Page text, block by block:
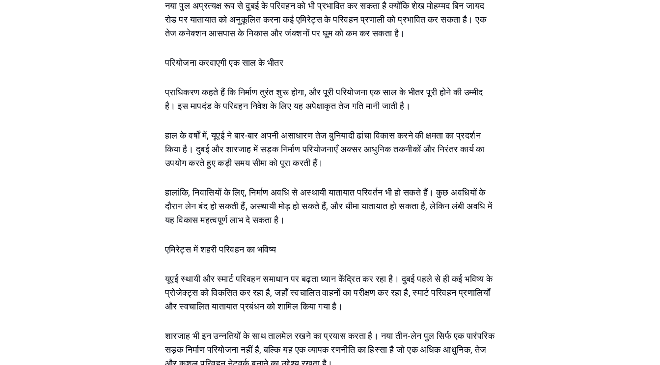
नया पुल अप्रत्यक्ष रूप से दुबई के परिवहन को भी प्रभावित कर सकता है क्योंकि शेख मोहम्मद बिन जायद
रोड पर यातायात को अनुकूलित करना कई एमिरेट्स के परिवहन प्रणाली को प्रभावित कर सकता है। एक
तेज कनेक्शन आसपास के निकास और जंक्शनों पर घूम को कम कर सकता है।
परियोजना करवाएगी एक साल के भीतर
प्राधिकरण कहते हैं कि निर्माण तुरंत शुरू होगा, और पूरी परियोजना एक साल के भीतर पूरी होने की उम्मीद
है। इस मापदंड के परिवहन निवेश के लिए यह अपेक्षाकृत तेज गति मानी जाती है।
हाल के वर्षों में, यूएई ने बार-बार अपनी असाधारण तेज बुनियादी ढांचा विकास करने की क्षमता का प्रदर्शन
किया है। दुबई और शारजाह में सड़क निर्माण परियोजनाएँ अक्सर आधुनिक तकनीकों और निरंतर कार्य का
उपयोग करते हुए कड़ी समय सीमा को पूरा करती हैं।
हालांकि, निवासियों के लिए, निर्माण अवधि से अस्थायी यातायात परिवर्तन भी हो सकते हैं। कुछ अवधियों के
दौरान लेन बंद हो सकती हैं, अस्थायी मोड़ हो सकते हैं, और धीमा यातायात हो सकता है, लेकिन लंबी अवधि में
यह विकास महत्वपूर्ण लाभ दे सकता है।
एमिरेट्स में शहरी परिवहन का भविष्य
यूएई स्थायी और स्मार्ट परिवहन समाधान पर बढ़ता ध्यान केंद्रित कर रहा है। दुबई पहले से ही कई भविष्य के
प्रोजेक्ट्स को विकसित कर रहा है, जहाँ स्वचालित वाहनों का परीक्षण कर रहा है, स्मार्ट परिवहन प्रणालियाँ
और स्वचालित यातायात प्रबंधन को शामिल किया गया है।
शारजाह भी इन उन्नतियों के साथ तालमेल रखने का प्रयास करता है। नया तीन-लेन पुल सिर्फ एक पारंपरिक
सड़क निर्माण परियोजना नहीं है, बल्कि यह एक व्यापक रणनीति का हिस्सा है जो एक अधिक आधुनिक, तेज